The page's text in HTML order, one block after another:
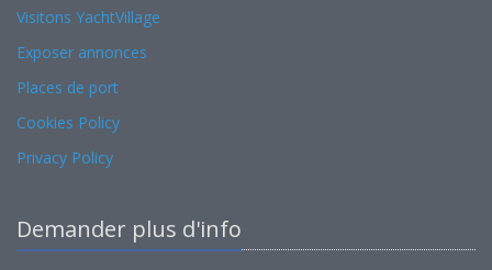
Visitons YachtVillage
Exposer annonces
Places de port
Cookies Policy
Privacy Policy
Demander plus d'info